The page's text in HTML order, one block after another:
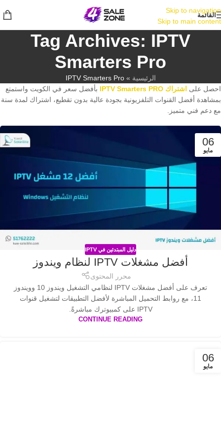
Skip to navigation
Skip to main content
القائمة
Tag Archives: IPTV
Smarters Pro
الرئيسية »
IPTV Smarters Pro
احصل على اشتراك IPTV Smarters PRO
بأفضل سعر في الكويت واستمتع
بمشاهدة أفضل القنوات التلفزيونية بجودة عالية بدون تقطيع، اشتراك لمدة سنة
مع دعم فني متميز.
06
مايو
دليل المبتدئين في IPTV
أفضل مشغلات IPTV لنظام ويندوز
محرر المحتوى
تعرف على أفضل مشغلات IPTV لنظامي التشغيل ويندوز 10 وويندوز
11، مع روابط التحميل المباشرة لأفضل التطبيقات لتشغيل قنوات
IPTV على كمبيوترك مباشرةً.
CONTINUE READING
06
مايو